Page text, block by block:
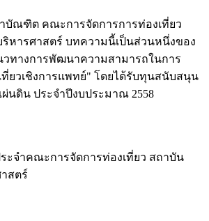
ณฑิต คณะการจัดการการท่องเที่ยว
ารศาสตร์ บทความนี้เป็นส่วนหนึ่งของ
วทางการพัฒนาความสามารถในการ
ยวเชิงการแพทย์" โดยได้รับทุนสนับสนุน
นดิน ประจำปีงบประมาณ 2558
ะจำคณะการจัดการท่องเที่ยว สถาบัน
สตร์